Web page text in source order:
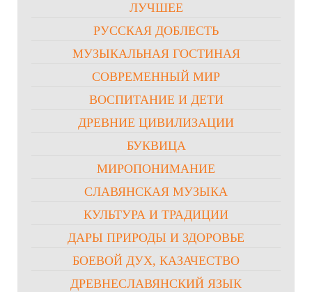
ЛУЧШЕЕ
РУССКАЯ ДОБЛЕСТЬ
МУЗЫКАЛЬНАЯ ГОСТИНАЯ
СОВРЕМЕННЫЙ МИР
ВОСПИТАНИЕ И ДЕТИ
ДРЕВНИЕ ЦИВИЛИЗАЦИИ
БУКВИЦА
МИРОПОНИМАНИЕ
СЛАВЯНСКАЯ МУЗЫКА
КУЛЬТУРА И ТРАДИЦИИ
ДАРЫ ПРИРОДЫ И ЗДОРОВЬЕ
БОЕВОЙ ДУХ, КАЗАЧЕСТВО
ДРЕВНЕСЛАВЯНСКИЙ ЯЗЫК